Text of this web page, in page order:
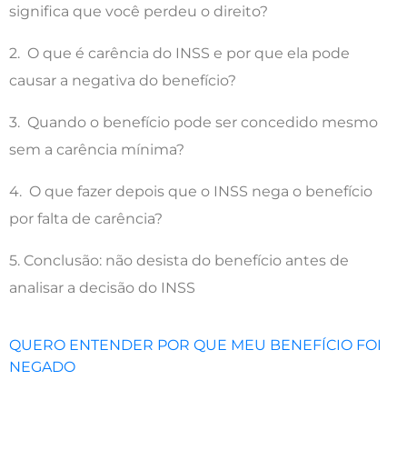
significa que você perdeu o direito?
2. O que é carência do INSS e por que ela pode
causar a negativa do benefício?
3. Quando o benefício pode ser concedido mesmo
sem a carência mínima?
4. O que fazer depois que o INSS nega o benefício
por falta de carência?
5. Conclusão: não desista do benefício antes de
analisar a decisão do INSS
QUERO ENTENDER POR QUE MEU BENEFÍCIO FOI
NEGADO